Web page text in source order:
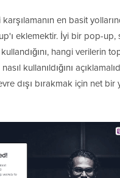
en basit
eklemektir. İyi bir pop-up,
hangi verilerin
kullanıldığını
dışı bırakmak için net bir